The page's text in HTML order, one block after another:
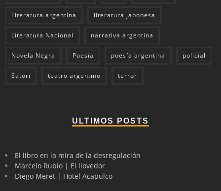
Literatura argentina literatura japonesa
Literatura Nacional narrativa argentina
Novela Negra Poesía poesía argentina policial
Satori teatro argentino terror
ULTIMOS POSTS
El libro en la mira de la desregulación
Marcelo Rubio | El llovedor
Diego Meret | Hotel Acapulco